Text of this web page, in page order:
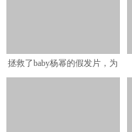
拯救了baby杨幂的假发片，为